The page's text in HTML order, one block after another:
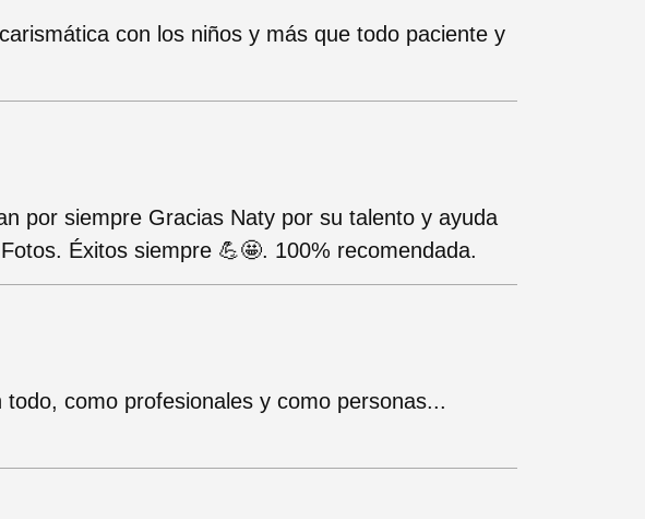
con los niños y más que todo paciente y
por siempre Gracias Naty por su talento y ayuda
Éxitos siempre 💪🤩. 100% recomendada.
todo, como profesionales y como personas...